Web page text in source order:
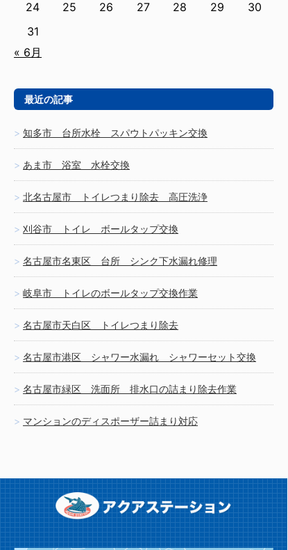
24 25 26 27 28 29
30
31
« 6月
最近の記事
知多市 台所水栓 スパウトパッキン交換
あま市 浴室 水栓交換
北名古屋市 トイレつまり除去 高圧洗浄
刈谷市 トイレ ボールタップ交換
名古屋市名東区 台所 シンク下水漏れ修理
岐阜市 トイレのボールタップ交換作業
名古屋市天白区 トイレつまり除去
名古屋市港区 シャワー水漏れ シャワーセット交換
名古屋市緑区 洗面所 排水口の詰まり除去作業
マンションのディスポーザー詰まり対応